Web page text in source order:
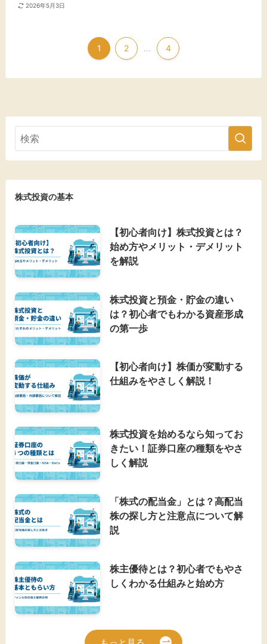
2026年5月3日
1 2 ... 4
株式投資の基本
【初心者向け】株式投資とは？
始め方やメリット・デメリット
を解説
株式投資と預金・貯金の違い
は？初心者でもわかる資産形成
の第一歩
【初心者向け】株価が変動する
仕組みをやさしく解説！
株式投資を始めるなら知ってお
きたい！証券口座の種類をやさ
しく解説
「株式の配当金」とは？高配当
株の探し方と注意点について解
説
株主優待とは？初心者でもやさ
しくわかる仕組みと始め方